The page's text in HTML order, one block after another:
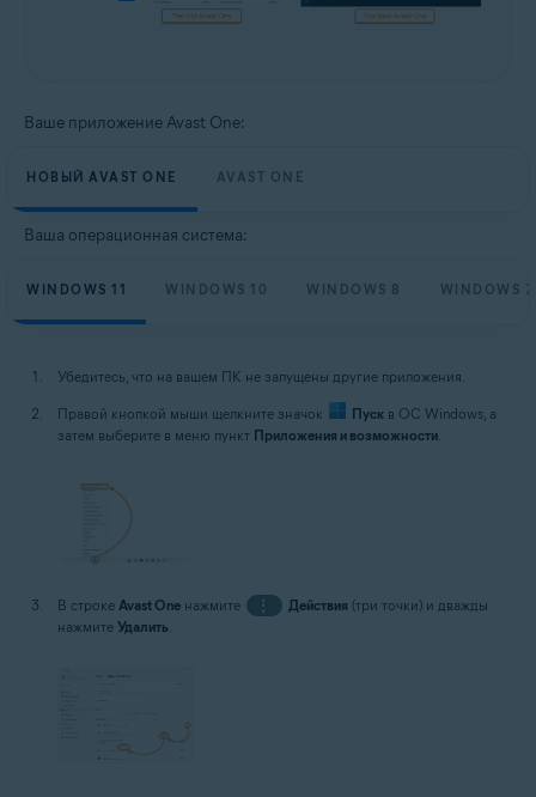
Ваше приложение Avast One:
НОВЫЙ AVAST ONE AVAST ONE
Ваша операционная система:
WINDOWS 11 WINDOWS 10 WINDOWS 8 WINDOWS 7
Убедитесь, что на вашем ПК не запущены другие приложения.
Правой кнопкой мыши щелкните значок Пуск в ОС Windows, а
затем выберите в меню пункт Приложения и возможности
В строке Avast One нажмите ⋮ Действия (три точки) и дважды
нажмите Удалить